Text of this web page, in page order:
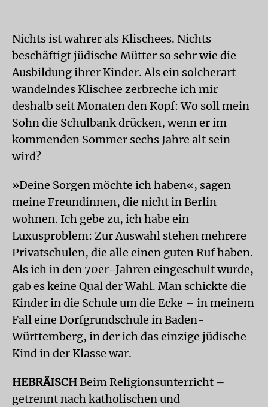
Nichts ist wahrer als Klischees. Nichts
beschäftigt jüdische Mütter so sehr wie die
Ausbildung ihrer Kinder. Als ein solcherart
wandelndes Klischee zerbreche ich mir
deshalb seit Monaten den Kopf: Wo soll mein
Sohn die Schulbank drücken, wenn er im
kommenden Sommer sechs Jahre alt sein
wird?
»Deine Sorgen möchte ich haben«, sagen
meine Freundinnen, die nicht in Berlin
wohnen. Ich gebe zu, ich habe ein
Luxusproblem: Zur Auswahl stehen mehrere
Privatschulen, die alle einen guten Ruf haben.
Als ich in den 70er-Jahren eingeschult wurde,
gab es keine Qual der Wahl. Man schickte die
Kinder in die Schule um die Ecke – in meinem
Fall eine Dorfgrundschule in Baden-
Württemberg, in der ich das einzige jüdische
Kind in der Klasse war.
HEBRÄISCHBeim Religionsunterricht –
getrennt nach katholischen und